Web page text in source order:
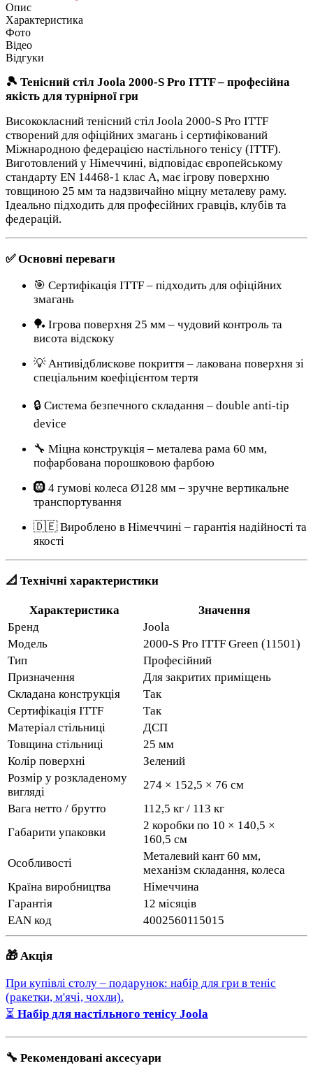
Опис
Характеристика
Фото
Відео
Відгуки
🎾 Тенісний стіл Joola 2000-S Pro ITTF – професійна
якість для турнірної гри
Висококласний тенісний стіл Joola 2000-S Pro ITTF
створений для офіційних змагань і сертифікований
Міжнародною федерацією настільного тенісу (ITTF).
Виготовлений у Німеччині, відповідає європейському
стандарту EN 14468-1 клас А, має ігрову поверхню
товщиною 25 мм та надзвичайно міцну металеву раму.
Ідеально підходить для професійних гравців, клубів та
федерацій.
✅ Основні переваги
🎯 Сертифікація ITTF – підходить для офіційних
змагань
🏓 Ігрова поверхня 25 мм – чудовий контроль та
висота відскоку
💡 Антивідблискове покриття – лакована поверхня зі
спеціальним коефіцієнтом тертя
🔒 Система безпечного складання – double anti-tip
device
🔧 Міцна конструкція – металева рама 60 мм,
пофарбована порошковою фарбою
🛞 4 гумові колеса Ø128 мм – зручне вертикальне
транспортування
🇩🇪 Вироблено в Німеччині – гарантія надійності та
якості
📐 Технічні характеристики
Характеристика
Значення
Бренд
Joola
Модель
2000-S Pro ITTF Green (11501)
Тип
Професійний
Призначення
Для закритих приміщень
Складана конструкція
Так
Сертифікація ITTF
Так
Матеріал стільниці
ДСП
Товщина стільниці
25 мм
Колір поверхні
Зелений
Розмір у розкладеному
вигляді
274 × 152,5 × 76 см
Вага нетто / брутто
112,5 кг / 113 кг
Габарити упаковки
2 коробки по 10 × 140,5 ×
160,5 см
Особливості
Металевий кант 60 мм,
механізм складання, колеса
Країна виробництва
Німеччина
Гарантія
12 місяців
EAN код
4002560115015
🎁 Акція
При купівлі столу – подарунок: набір для гри в теніс
(ракетки, м'ячі, чохли).
⏳ Набір для настільного тенісу Joola
🔧 Рекомендовані аксесуари